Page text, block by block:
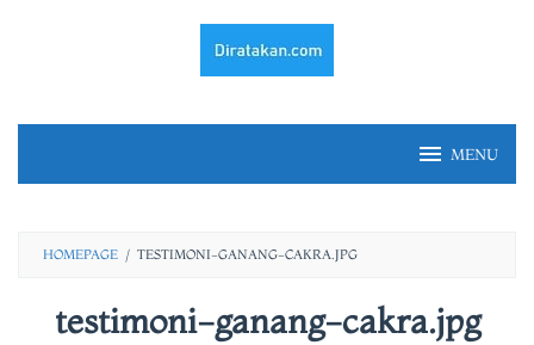
MENU
HOMEPAGE / TESTIMONI-GANANG-CAKRA.JPG
testimoni-ganang-cakra.jpg